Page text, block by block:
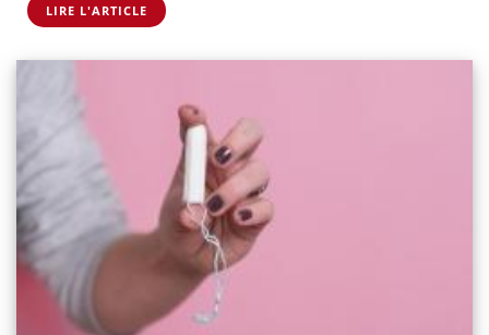
LIRE L'ARTICLE